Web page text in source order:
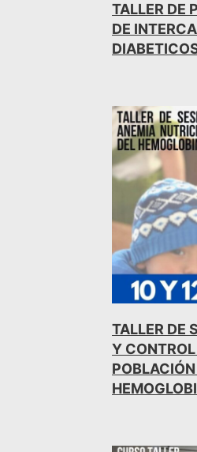
TALLER DE
DE
TALLER DE
Y